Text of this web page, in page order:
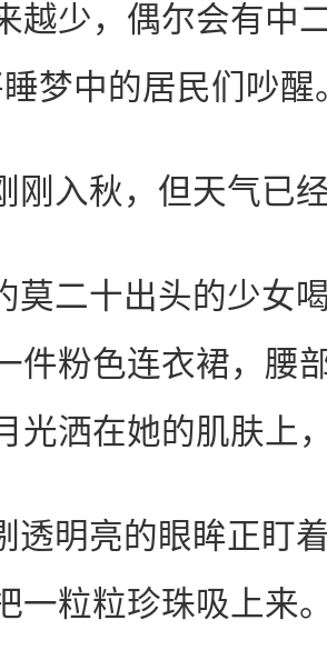
越少，偶尔会有中
梦中的居民们吵醒
刚入秋，但天气已
莫二十出头的少女
件粉色连衣裙，腰
光洒在她的肌肤上
透明亮的眼眸正盯
一粒粒珍珠吸上来